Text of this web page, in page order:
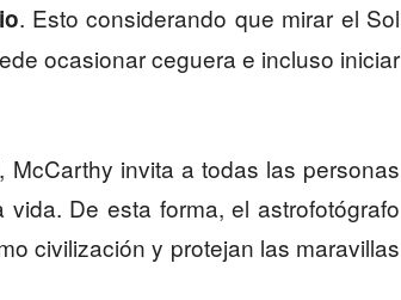
. Esto considerando que mirar el Sol
ocasionar ceguera e incluso iniciar
invita a todas las personas
De esta forma, el astrofotógrafo
civilización y protejan las maravillas